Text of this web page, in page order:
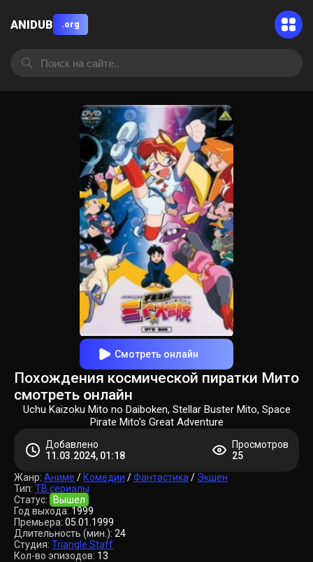
ANIDUB .org
Смотреть онлайн
Похождения космической пиратки Мито
смотреть онлайн
Uchu Kaizoku Mito no Daiboken, Stellar Buster Mito, Space
Pirate Mito's Great Adventure
Добавлено
11.03.2024, 01:18
Просмотров
25
Жанр: Аниме / Комедии /Фантастика / Экшен
Тип: ТВ сериалы
Статус:
Вышел
Год выхода: 1999
Премьера: 05.01.1999
Длительность (мин.): 24
Студия: Triangle Staff
Кол-во эпизодов: 13